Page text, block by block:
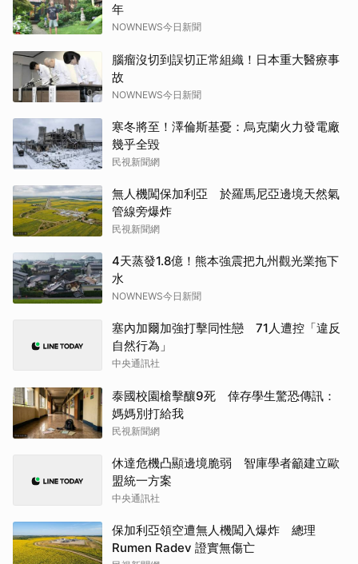
年
NOWNEWS今日新聞
腦瘤沒切到誤切正常組織！日本重大醫療事
故
NOWNEWS今日新聞
寒冬將至！澤倫斯基憂：烏克蘭火力發電廠
幾乎全毀
民視新聞網
無人機闖保加利亞 於羅馬尼亞邊境天然氣
管線旁爆炸
民視新聞網
4天蒸發1.8億！熊本強震把九州觀光業拖下
水
NOWNEWS今日新聞
塞內加爾加強打擊同性戀 71人遭控「違反
自然行為」
中央通訊社
泰國校園槍擊釀9死 倖存學生驚恐傳訊：
媽媽別打給我
民視新聞網
休達危機凸顯邊境脆弱 智庫學者籲建立歐
盟統一方案
中央通訊社
保加利亞領空遭無人機闖入爆炸 總理
Rumen Radev 證實無傷亡